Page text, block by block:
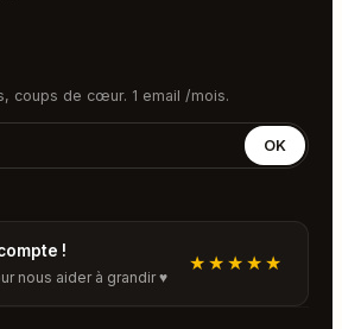
coups de cœur. 1 email /mois.
OK
!
nous aider à grandir ♥
★★★★★